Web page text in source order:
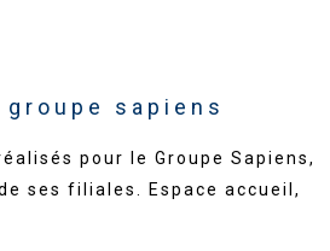
sapiens
pour le Groupe Sapiens,
ses filiales. Espace accueil,